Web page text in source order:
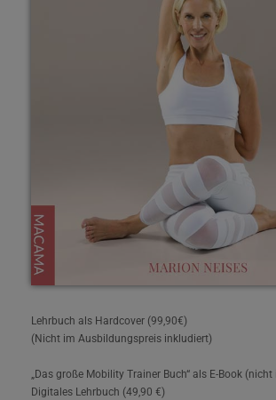
Lehrbuch als Hardcover (99,90€)
(Nicht im Ausbildungspreis inkludiert)
„Das große Mobility Trainer Buch“ als E-Book
Digitales Lehrbuch (49,90 €)